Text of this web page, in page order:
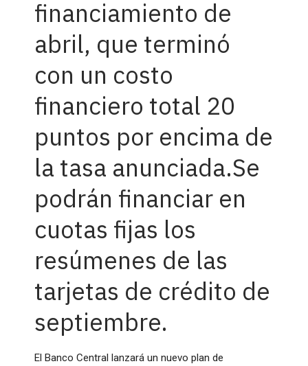
financiamiento de
abril, que terminó
con un costo
financiero total 20
puntos por encima de
la tasa anunciada.Se
podrán financiar en
cuotas fijas los
resúmenes de las
tarjetas de crédito de
septiembre.
El Banco Central lanzará un nuevo plan de